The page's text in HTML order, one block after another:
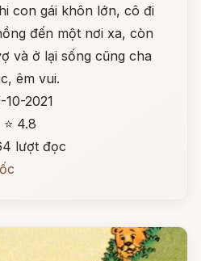
con gái khôn lớn, cô đi
đến một nơi xa, còn
và ở lại sống cũng cha
êm vui.
10-2021
⭐ 4.8
lượt đọc